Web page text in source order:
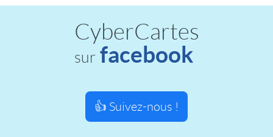
CyberCartes
sur facebook
👍 Suivez-nous !